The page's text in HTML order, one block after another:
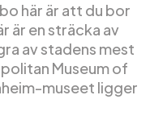
här är att du bor
är en sträcka av
av stadens mest
Museum of
museet ligger